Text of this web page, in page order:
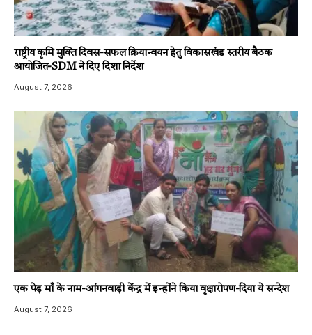
राष्ट्रीय कृमि मुक्ति दिवस-सफल क्रियान्वयन हेतु विकासखंड स्तरीय बैठक
आयोजित-SDM ने दिए दिशा निर्देश
August 7, 2026
एक पेड़ माँ के नाम-आंगनवाड़ी केंद्र में इन्होंने किया वृक्षारोपण-दिया ये सन्देश
August 7, 2026